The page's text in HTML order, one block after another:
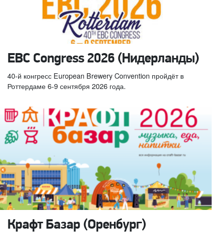
EBC Congress 2026 (Нидерланды)
40-й конгресс European Brewery Convention пройдёт в
Роттердаме 6-9 сентября 2026 года.
Крафт Базар (Оренбург)